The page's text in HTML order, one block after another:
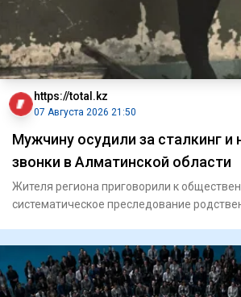
https://total.kz
07 Августа 2026 21:50
Мужчину осудили за сталкинг и
звонки в Алматинской области
Жителя региона приговорили к
систематическое преследование